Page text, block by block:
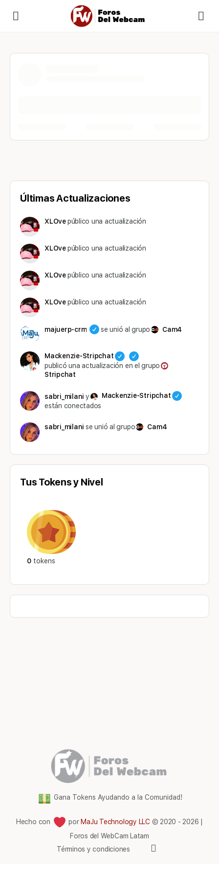
Últimas Actualizaciones
XLOvepúblico una actualización
XLOvepúblico una actualización
XLOvepúblico una actualización
XLOvepúblico una actualización
majuerp-crm se unió al grupo Cam4
Mackenzie-Stripchat
publicó una actualización en el grupo
Stripchat
sabri_milani y
Mackenzie-Stripchat
están conectados
sabri_milani se unió al grupo Cam4
Tus Tokens y Nivel
0 tokens
Gana Tokens Ayudando a la Comunidad!
Hecho con por MaJu Technology LLC © 2020 - 2026 |
Foros del WebCam Latam
Términos y condiciones